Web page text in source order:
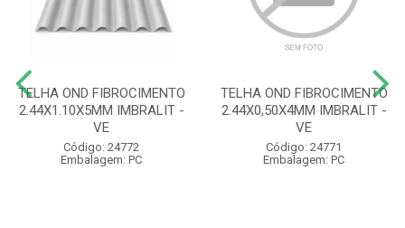
TELHA OND FIBROCIMENTO
2.44X1.10X5MM IMBRALIT -
VE
Código: 24772
Embalagem: PC
TELHA OND FIBROCIMENTO
2.44X0,50X4MM IMBRALIT -
VE
Código: 24771
Embalagem: PC